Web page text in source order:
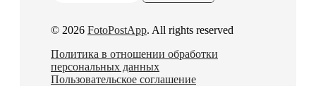
© 2026 FotoPostApp. All rights reserved
Политика в отношении обработки
персональных данных
Пользовательское соглашение